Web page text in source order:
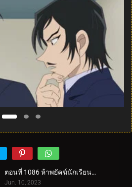
ตอนที่ 1086 ห้าพยัคฆ์นักเรียนตำรวจ Wild Police Story CASE.มัตสึดะ จิมเปย์
Jun. 10, 2023